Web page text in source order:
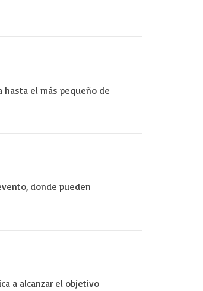
hasta el más pequeño de
donde pueden
a alcanzar el objetivo